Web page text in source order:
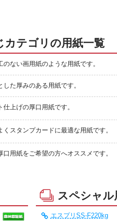
カテゴリの用紙一覧
のない画用紙のような用紙です。
した厚みのある用紙です。
仕上げの厚口用紙です。
くスタンプカードに最適な用紙です。
口用紙をご希望の方へオススメです。
スペシャル
エスプリSS-F220kg